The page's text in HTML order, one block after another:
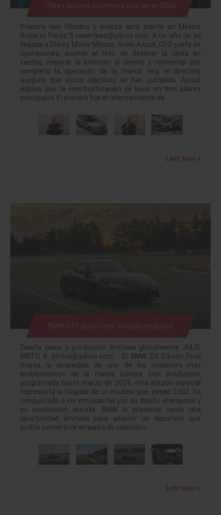
Chirey lanzará su primera pick-up en 2026
Prepara seis híbridos y analiza abrir planta en México
Roberto Pérez S robertpez@yahoo.com. A un año de su
llegada a Chirey Motor México, Svein Azcué, CEO y jefe de
operaciones, asumió el reto de detener la caída en
ventas, mejorar la atención al cliente y reinventar por
completo la operación de la marca. Hoy, el directivo
asegura que estos objetivos se han cumplido. Azcué
explica que la reestructuración se basó en tres pilares
principales. El primero fue el relanzamiento de…
Leer más »
BMW Z4 Edición Final: un adiós exclusivo
Diseño único y producción limitada globalmente JULIO
BRITO A. jbritoa@yahoo.com El BMW Z4 Edición Final
marca la despedida de uno de los roadsters más
emblemáticos de la marca bávara. Con producción
programada hasta marzo de 2026, esta edición especial
representa la cúspide de un modelo que, desde 2002, ha
conquistado a los entusiastas por su diseño atemporal y
su conducción purista. BMW lo presenta como una
oportunidad limitada para adquirir un deportivo que
podría convertirse en pieza de colección.…
Leer más »